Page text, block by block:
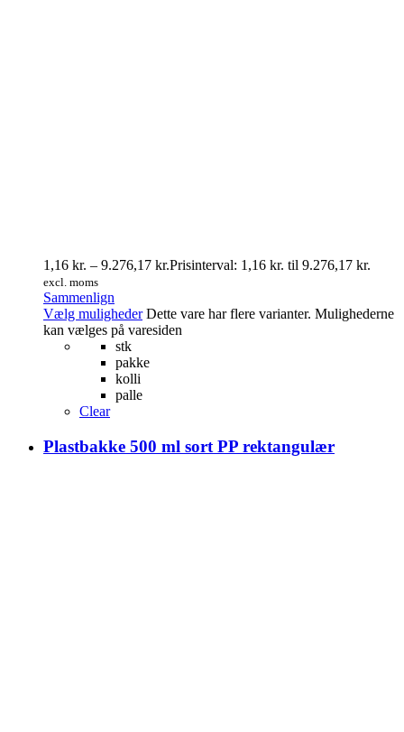
1,16 kr. – 9.276,17 kr.Prisinterval: 1,16 kr. til 9.276,17 kr.
excl. moms
Sammenlign
Vælg muligheder Dette vare har flere varianter. Mulighederne
kan vælges på varesiden
stk
pakke
kolli
palle
Clear
Plastbakke 500 ml sort PP rektangulær